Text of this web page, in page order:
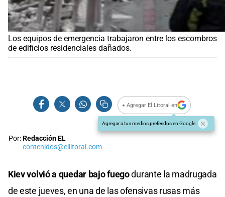
Los equipos de emergencia trabajaron entre los escombros
de edificios residenciales dañados.
+ Agregar El Litoral en
Agregar a tus medios preferidos en Google
Por:Redacción EL
contenidos@ellitoral.com
Kiev volvió a quedar bajo fuegodurante la madrugada
de este jueves, en una de las ofensivas rusas más